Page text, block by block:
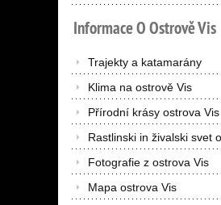
InformaceOOstrověVis
Trajekty a katamarány
Klima na ostrově Vis
Přírodní krásy ostrova Vis
Rastlinski in živalski svet
Fotografie z ostrova Vis
Mapa ostrova Vis